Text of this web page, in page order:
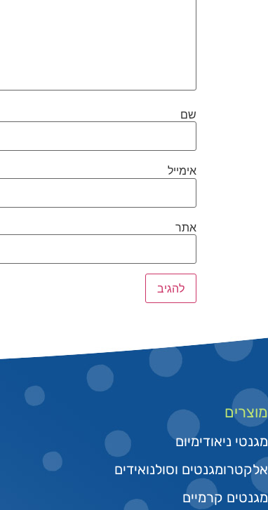
שם
אימייל
אתר
מוצרים
מגנטי ניאודימיום
אלקטרומגנטים וסולנואידים
מגנטים קרמיים